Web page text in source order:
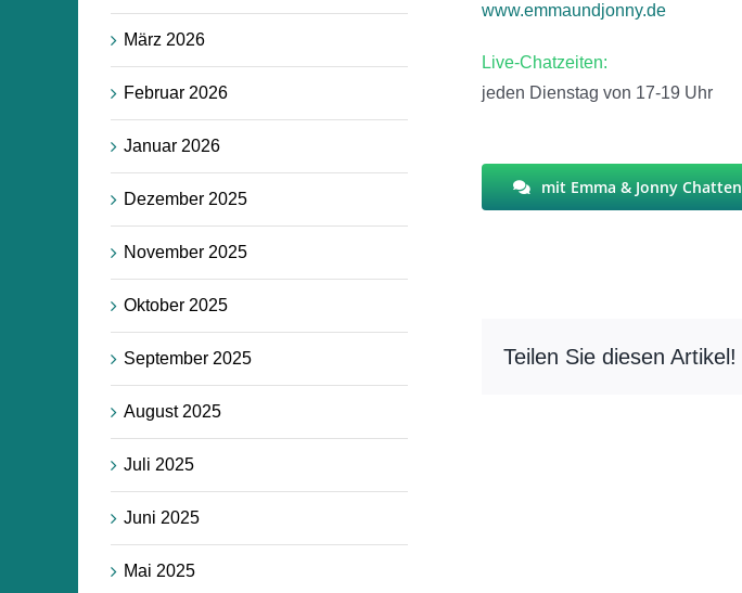
www.emmaundjonny.de
Live-Chatzeiten:
jeden Dienstag von 17-19 Uhr
mit Emma & Jonny Chatten
Teilen Sie diesen Artikel!
März 2026
Februar 2026
Januar 2026
Dezember 2025
November 2025
Oktober 2025
September 2025
August 2025
Juli 2025
Juni 2025
Mai 2025